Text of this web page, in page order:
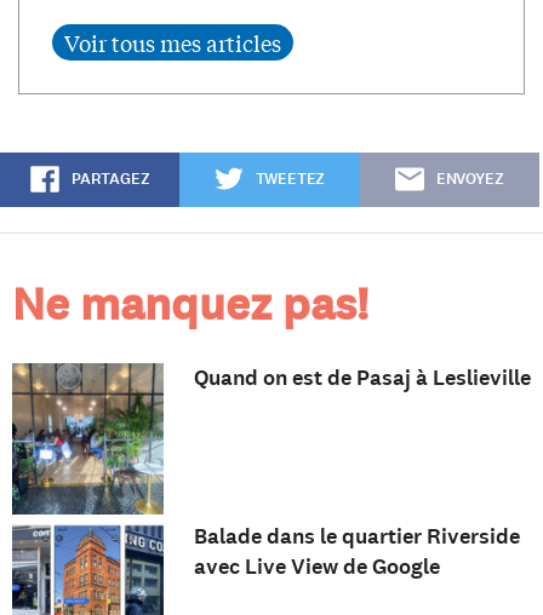
PARTAGEZ TWEETEZ ENVOYEZ
Ne manquez pas!
Quand on est de Pasaj à Leslieville
Balade dans le quartier Riverside
avec Live View de Google